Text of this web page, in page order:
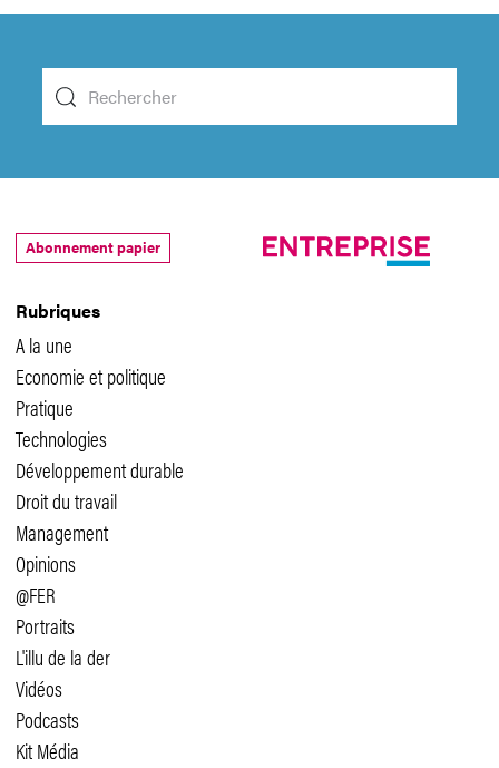
Rubriques
A la une
Economie et politique
Pratique
Technologies
Développement durable
Droit du travail
Management
Opinions
@FER
Portraits
L'illu de la der
Vidéos
Podcasts
Kit Média
Abonnement papier